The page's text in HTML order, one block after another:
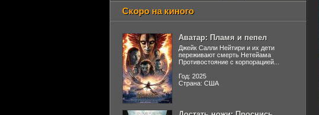
Скоро на киного
Аватар: Пламя и пепел
Джейк Салли Нейтири и их дети
переживают смерть Нетейама
Противостояние с корпорацией...
Год: 2025
Страна: США